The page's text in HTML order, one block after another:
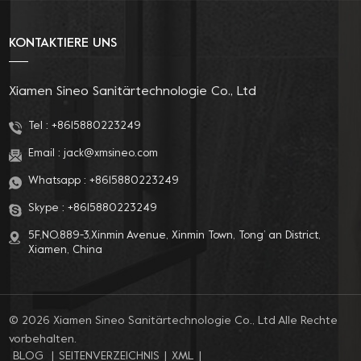
Toilettensitzbezüge, Bidetsund Badezimmer-bezogene
Entwicklungsteam, einem strengen
effizienten Kundendienst bieten wir unseren Kunden
professionelle OEM- und ODM-Anpassungsdienste.
KONTAKTIERE UNS
Xiamen Sineo Sanitärtechnologie Co., Ltd
Tel : +8615880223249
Email : jack@xmsineo.com
Whatsapp : +8615880223249
Skype : +8615880223249
5F,NO.889-3,Xinmin Avenue, Xinmin Town, Tong’ an District,
Xiamen, China
© 2026 Xiamen Sineo Sanitärtechnologie Co., Ltd Alle Rechte
vorbehalten.
BLOG
SEITENVERZEICHNIS XML